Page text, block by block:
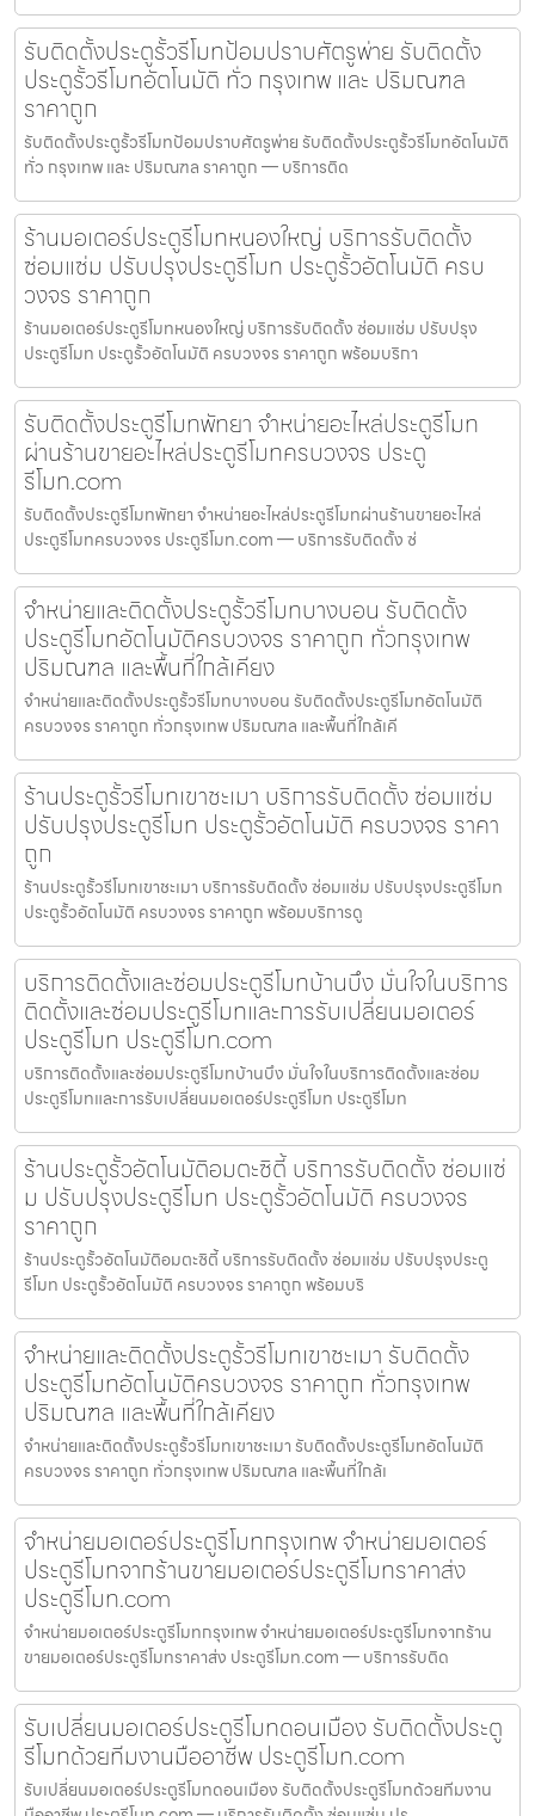
รับติดตั้งประตูรั้วรีโมทป้อมปราบศัตรูพ่าย รับติดตั้ง
ประตูรั้วรีโมทอัตโนมัติ ทั่ว กรุงเทพ และ ปริมณฑล
ราคาถูก
รับติดตั้งประตูรั้วรีโมทป้อมปราบศัตรูพ่าย รับติดตั้งประตูรั้วรีโมทอัตโนมัติ
ทั่ว กรุงเทพ และ ปริมณฑล ราคาถูก — บริการติด
ร้านมอเตอร์ประตูรีโมทหนองใหญ่ บริการรับติดตั้ง
ซ่อมแซ่ม ปรับปรุงประตูรีโมท ประตูรั้วอัตโนมัติ ครบ
วงจร ราคาถูก
ร้านมอเตอร์ประตูรีโมทหนองใหญ่ บริการรับติดตั้ง ซ่อมแซ่ม ปรับปรุง
ประตูรีโมท ประตูรั้วอัตโนมัติ ครบวงจร ราคาถูก พร้อมบริกา
รับติดตั้งประตูรีโมทพัทยา จำหน่ายอะไหล่ประตูรีโมท
ผ่านร้านขายอะไหล่ประตูรีโมทครบวงจร ประตู
รีโมท.com
รับติดตั้งประตูรีโมทพัทยา จำหน่ายอะไหล่ประตูรีโมทผ่านร้านขายอะไหล่
ประตูรีโมทครบวงจร ประตูรีโมท.com — บริการรับติดตั้ง ซ่
จำหน่ายและติดตั้งประตูรั้วรีโมทบางบอน รับติดตั้ง
ประตูรีโมทอัตโนมัติครบวงจร ราคาถูก ทั่วกรุงเทพ
ปริมณฑล และพื้นที่ใกล้เคียง
จำหน่ายและติดตั้งประตูรั้วรีโมทบางบอน รับติดตั้งประตูรีโมทอัตโนมัติ
ครบวงจร ราคาถูก ทั่วกรุงเทพ ปริมณฑล และพื้นที่ใกล้เคี
ร้านประตูรั้วรีโมทเขาชะเมา บริการรับติดตั้ง ซ่อมแซ่ม
ปรับปรุงประตูรีโมท ประตูรั้วอัตโนมัติ ครบวงจร ราคา
ถูก
ร้านประตูรั้วรีโมทเขาชะเมา บริการรับติดตั้ง ซ่อมแซ่ม ปรับปรุงประตูรีโมท
ประตูรั้วอัตโนมัติ ครบวงจร ราคาถูก พร้อมบริการดู
บริการติดตั้งและซ่อมประตูรีโมทบ้านบึง มั่นใจในบริการ
ติดตั้งและซ่อมประตูรีโมทและการรับเปลี่ยนมอเตอร์
ประตูรีโมท ประตูรีโมท.com
บริการติดตั้งและซ่อมประตูรีโมทบ้านบึง มั่นใจในบริการติดตั้งและซ่อม
ประตูรีโมทและการรับเปลี่ยนมอเตอร์ประตูรีโมท ประตูรีโมท
ร้านประตูรั้วอัตโนมัติอมตะซิตี้ บริการรับติดตั้ง ซ่อมแซ่
ม ปรับปรุงประตูรีโมท ประตูรั้วอัตโนมัติ ครบวงจร
ราคาถูก
ร้านประตูรั้วอัตโนมัติอมตะซิตี้ บริการรับติดตั้ง ซ่อมแซ่ม ปรับปรุงประตู
รีโมท ประตูรั้วอัตโนมัติ ครบวงจร ราคาถูก พร้อมบริ
จำหน่ายและติดตั้งประตูรั้วรีโมทเขาชะเมา รับติดตั้ง
ประตูรีโมทอัตโนมัติครบวงจร ราคาถูก ทั่วกรุงเทพ
ปริมณฑล และพื้นที่ใกล้เคียง
จำหน่ายและติดตั้งประตูรั้วรีโมทเขาชะเมา รับติดตั้งประตูรีโมทอัตโนมัติ
ครบวงจร ราคาถูก ทั่วกรุงเทพ ปริมณฑล และพื้นที่ใกล้เ
จำหน่ายมอเตอร์ประตูรีโมทกรุงเทพ จำหน่ายมอเตอร์
ประตูรีโมทจากร้านขายมอเตอร์ประตูรีโมทราคาส่ง
ประตูรีโมท.com
จำหน่ายมอเตอร์ประตูรีโมทกรุงเทพ จำหน่ายมอเตอร์ประตูรีโมทจากร้าน
ขายมอเตอร์ประตูรีโมทราคาส่ง ประตูรีโมท.com — บริการรับติด
รับเปลี่ยนมอเตอร์ประตูรีโมทดอนเมือง รับติดตั้งประตู
รีโมทด้วยทีมงานมืออาชีพ ประตูรีโมท.com
รับเปลี่ยนมอเตอร์ประตูรีโมทดอนเมือง รับติดตั้งประตูรีโมทด้วยทีมงาน